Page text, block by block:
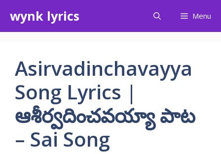
content
wynk lyrics Menu
Asirvadinchavayya
Song Lyrics |
ఆశీర్వదించవయ్యా పాట
– Sai Song